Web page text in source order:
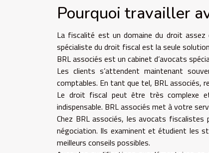
Pourquoi travailler
La fiscalité est un domaine du droit
spécialiste du droit fiscal est la seule
BRL associés est un cabinet d’avocats
Les clients s’attendent maintenant
comptables. En tant que tel, BRL
Le droit fiscal peut être très complexe
indispensable. BRL associés met à votre
Chez BRL associés, les avocats
négociation. Ils examinent et étudient les
meilleurs conseils possibles.